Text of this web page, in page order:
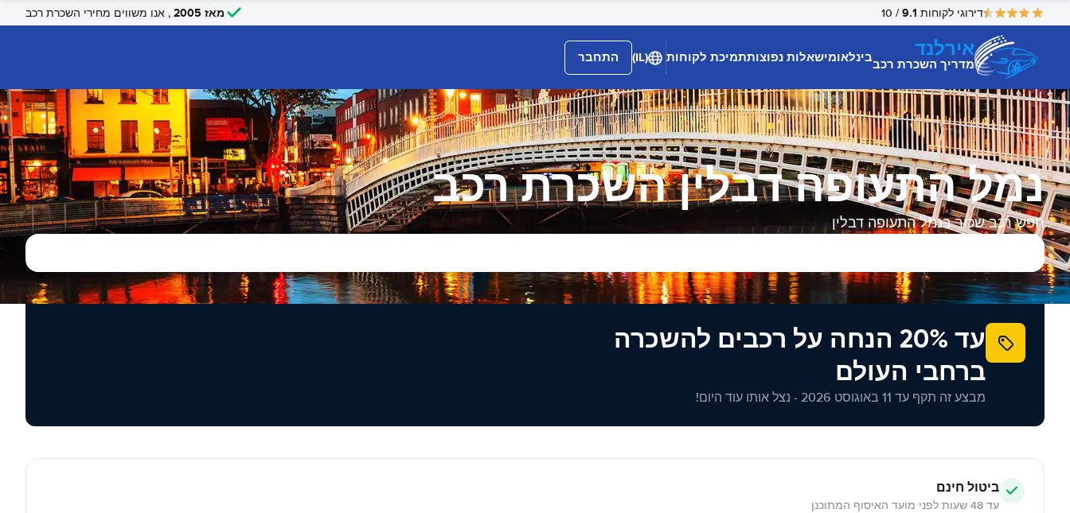
דירוגי לקוחות 9.1
/ 10 מאז 2005 , אנו משווים מחירי השכרת רכב
אירלנד
מדריך השכרת רכבבינלאומישאלות נפוצותתמיכת לקוחות (IL) התחבר
נמל התעופה דבלין השכרת רכב
חפש רכב שכור בנמל התעופה דבלין
עד 20% הנחה על רכבים להשכרה
ברחבי העולם
מבצע זה תקף עד 11 באוגוסט 2026 - נצל אותו עוד היום!
ביטול חינם
עד 48 שעות לפני מועד האיסוף המתוכנן